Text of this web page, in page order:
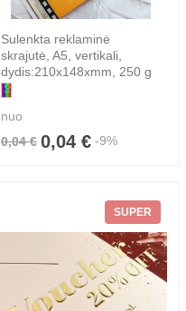
Sulenkta reklaminė
skrajutė, A5, vertikali,
dydis:210x148xmm, 250 g
nuo
0,04 € 0,04 € -9%
SUPER